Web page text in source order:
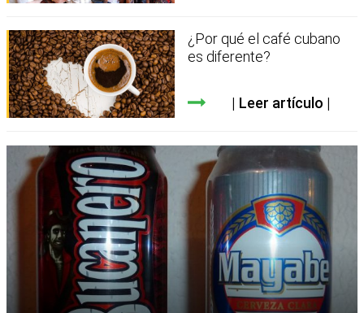
¿Por qué el café cubano
es diferente?
Leer artículo